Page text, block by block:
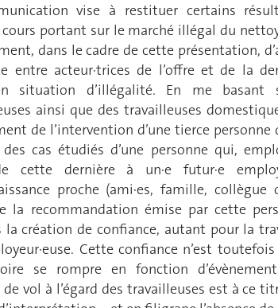
vise à restituer certains
portant sur le marché illégal du
dans le cadre de cette présentation,
entre acteur·trices de l’offre et de la
situation d’illégalité. En me basant
ainsi que des travailleuses
de l’intervention d’une tierce
cas étudiés d’une personne qui,
cette dernière à un·e futur·e
proche (ami·es, famille,
la recommandation émise par cette
la création de confiance, autant pour la
Cette confiance n’est
se rompre en fonction
de vol à l’égard des travailleuses est à ce